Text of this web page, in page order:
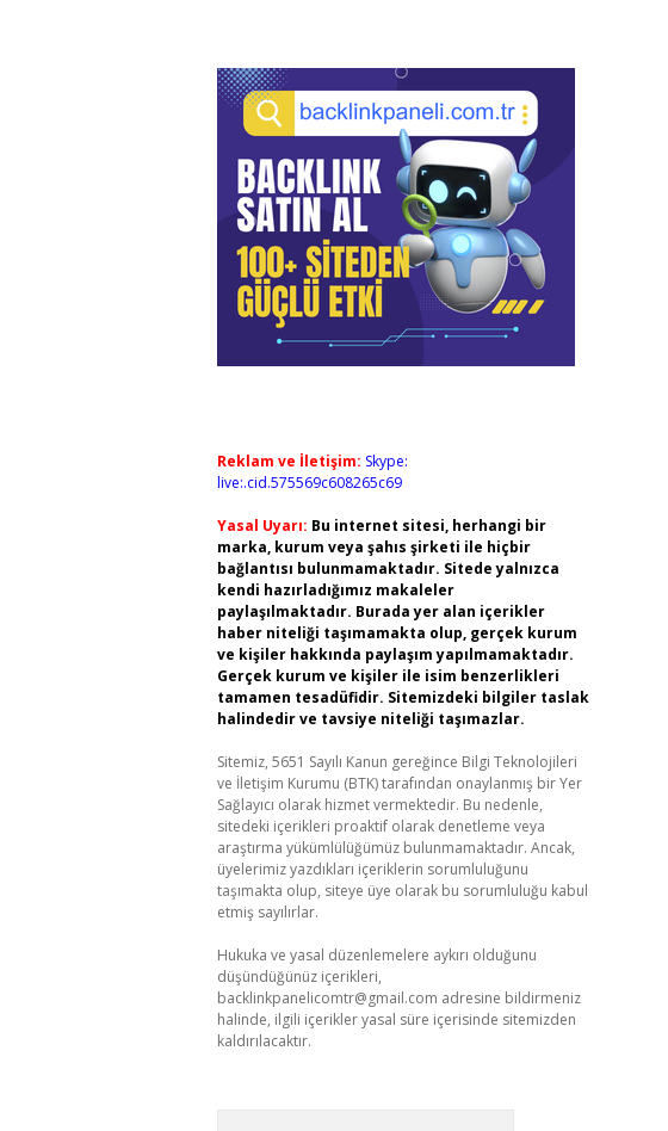
Reklam ve İletişim: Skype:
live:.cid.575569c608265c69
Yasal Uyarı: Bu internet sitesi, herhangi bir
marka, kurum veya şahıs şirketi ile hiçbir
bağlantısı bulunmamaktadır. Sitede yalnızca
kendi hazırladığımız makaleler
paylaşılmaktadır. Burada yer alan içerikler
haber niteliği taşımamakta olup, gerçek kurum
ve kişiler hakkında paylaşım yapılmamaktadır.
Gerçek kurum ve kişiler ile isim benzerlikleri
tamamen tesadüfidir. Sitemizdeki bilgiler taslak
halindedir ve tavsiye niteliği taşımazlar.
Sitemiz, 5651 Sayılı Kanun gereğince Bilgi Teknolojileri
ve İletişim Kurumu (BTK) tarafından onaylanmış bir Yer
Sağlayıcı olarak hizmet vermektedir. Bu nedenle,
sitedeki içerikleri proaktif olarak denetleme veya
araştırma yükümlülüğümüz bulunmamaktadır. Ancak,
üyelerimiz yazdıkları içeriklerin sorumluluğunu
taşımakta olup, siteye üye olarak bu sorumluluğu kabul
etmiş sayılırlar.
Hukuka ve yasal düzenlemelere aykırı olduğunu
düşündüğünüz içerikleri,
backlinkpanelicomtr@gmail.com adresine bildirmeniz
halinde, ilgili içerikler yasal süre içerisinde sitemizden
kaldırılacaktır.